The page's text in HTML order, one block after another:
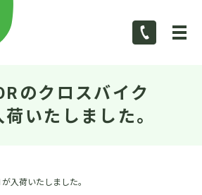
のクロスバイク
いたしました。
入荷いたしました。